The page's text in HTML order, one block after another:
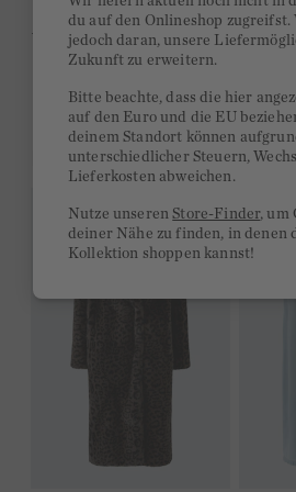
Ab 300€ versandkostenfrei
DAS KÖNNTE DIR
du auf den Onlineshop
jedoch daran, unsere
Zukunft zu erweitern.
Bitte beachte, dass die hier
auf den Euro und die EU
deinem Standort können
unterschiedlicher Steuern,
Lieferkosten abweichen.
Nutze unserenStore-Finder, um
deiner Nähe zu finden, in denen
Kollektion shoppen kannst!